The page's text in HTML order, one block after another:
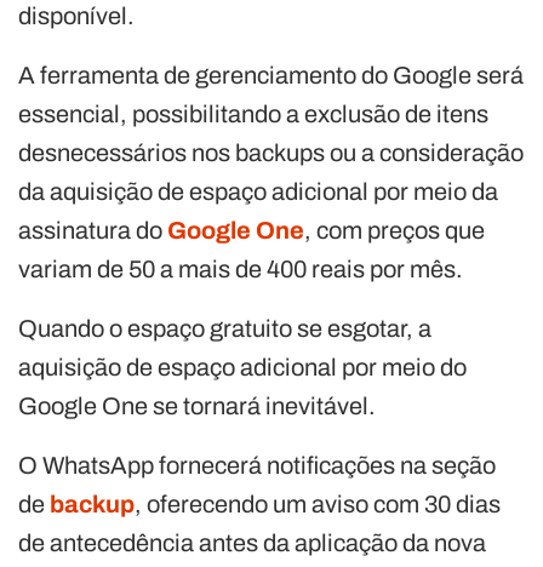
disponível.
A ferramenta de gerenciamento do Google será
essencial, possibilitando a exclusão de itens
desnecessários nos backups ou a consideração
da aquisição de espaço adicional por meio da
assinatura do Google One, com preços que
variam de 50 a mais de 400 reais por mês.
Quando o espaço gratuito se esgotar, a
aquisição de espaço adicional por meio do
Google One se tornará inevitável.
O WhatsApp fornecerá notificações na seção
de backup, oferecendo um aviso com 30 dias
de antecedência antes da aplicação da nova